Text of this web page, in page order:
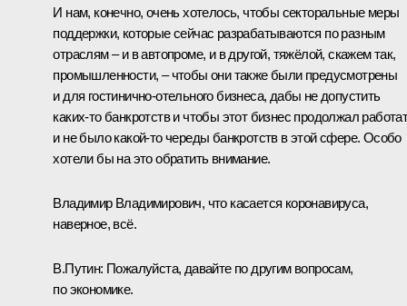
И нам, конечно, очень хотелось, чтобы секторальные меры
поддержки, которые сейчас разрабатываются по разным
отраслям – и в автопроме, и в другой, тяжёлой, скажем так,
промышленности, – чтобы они также были предусмотрены
и для гостинично‑отельного бизнеса, дабы не допустить
каких‑то банкротств и чтобы этот бизнес продолжал
и не было какой‑то череды банкротств в этой сфере. Особо
хотели бы на это обратить внимание.
Владимир Владимирович, что касается коронавируса,
наверное, всё.
В.Путин: Пожалуйста, давайте по другим вопросам,
по экономике.